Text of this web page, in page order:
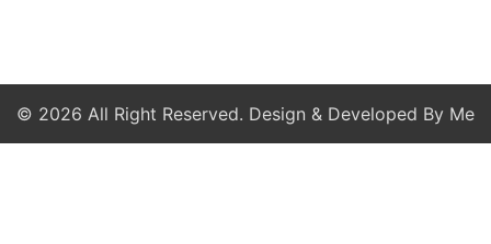
© 2026 All Right Reserved. Design & Developed By Me